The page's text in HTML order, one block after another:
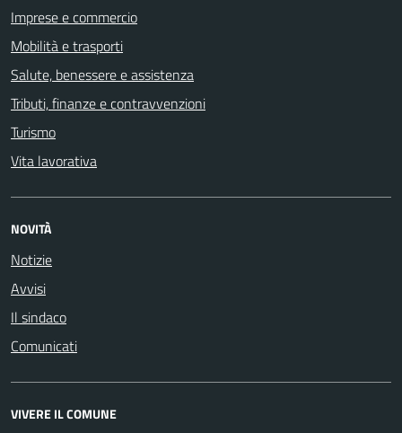
Imprese e commercio
Mobilità e trasporti
Salute, benessere e assistenza
Tributi, finanze e contravvenzioni
Turismo
Vita lavorativa
NOVITÀ
Notizie
Avvisi
Il sindaco
Comunicati
VIVERE IL COMUNE